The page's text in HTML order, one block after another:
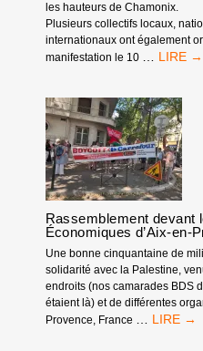
les hauteurs de Chamonix.
Plusieurs collectifs locaux,
internationaux ont également
manifestation le 10
LA
DOIT
ÊTRE
EXCLUE
DES
!
Rassemblement devant
Économiques d’Aix-en-
Une bonne cinquantaine de
solidarité avec la Palestine,
endroits (nos camarades BDS
étaient là) et de différentes
Provence, France